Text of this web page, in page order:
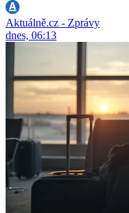
Aktuálně.cz - Zprávy
dnes, 06:13